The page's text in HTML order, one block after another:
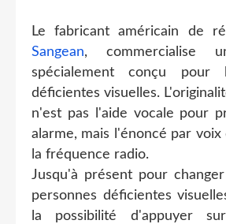
Le fabricant américain de
Sangean, commercialise
spécialement conçu pour
déficientes visuelles.
n'est pas l'aide vocale pour
alarme, mais l'énoncé par voix
la fréquence radio.
Jusqu'à présent pour
personnes déficientes
la possibilité d'appuyer